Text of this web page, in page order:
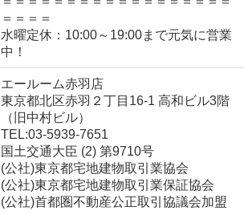
＝＝＝＝
水曜定休：10:00～19:00まで元気に営業
中！
エールーム赤羽店
東京都北区赤羽２丁目16-1 高和ビル3階
（旧中村ビル）
TEL:03-5939-7651
国土交通大臣 (2) 第9710号
(公社)東京都宅地建物取引業協会
(公社)東京都宅地建物取引業保証協会
(公社)首都圏不動産公正取引協議会加盟